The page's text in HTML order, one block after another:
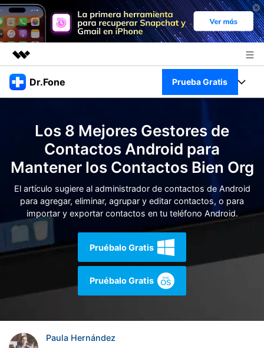
Productos destacados
Resumen
Soluciones
Quiénes somos
Sala de prensa
Tienda
Dr.Fone Prueba Gratis
Ver Kit Completo >
Productos
Para PC
Para Celular
Herramientas Online
Descubre lo mejor de Dr.Fone
Blog
Transferencia de Datos
Reparación de Móviles
Desbloqueo FRP en Android 16
Iniciar sesión
Los 8 Mejores Gestores de
Contactos Android para
Mantener los Contactos Bien Org
El artículo sugiere al administrador de contactos de Android
para agregar, eliminar, agrupar y editar contactos, o para
importar y exportar contactos en tu teléfono Android.
Pruébalo Gratis
Pruébalo Gratis
Paula Hernández